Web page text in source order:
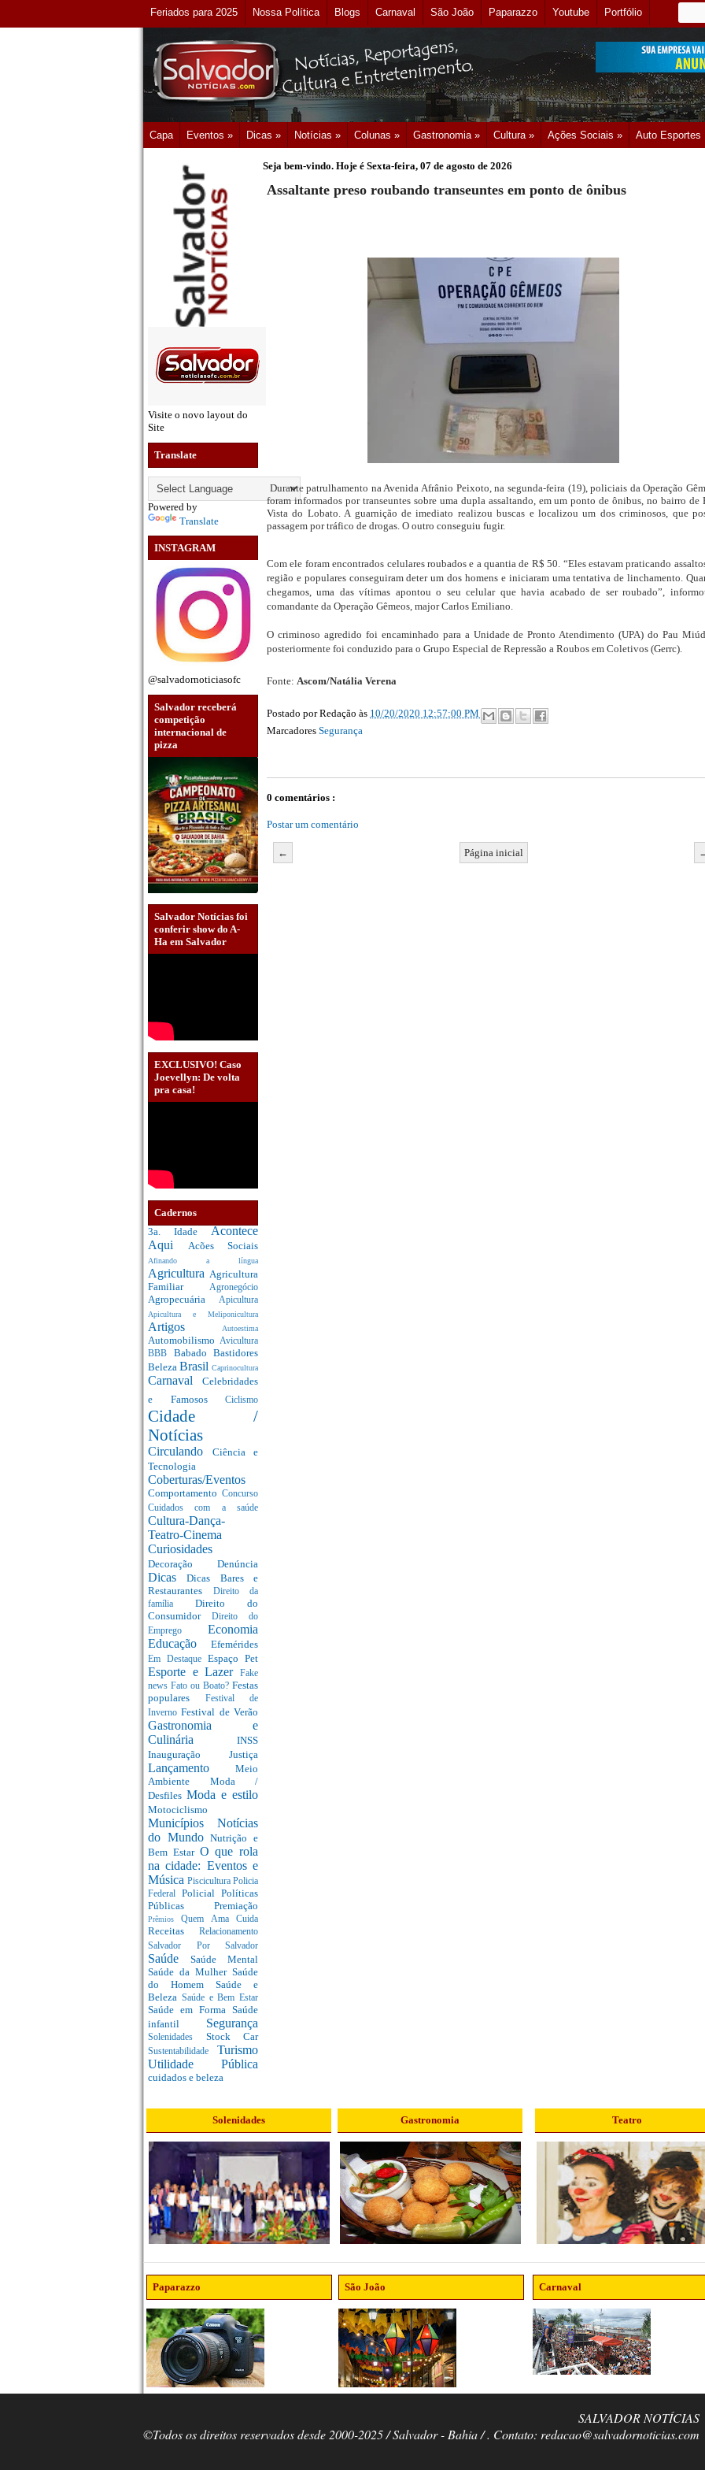
Feriados para 2025 Nossa Política Blogs Carnaval São João Paparazzo Youtube Portfólio
Capa Eventos » Dicas » Notícias » Colunas » Gastronomia » Cultura » Ações Sociais » Auto Esportes
Visite o novo layout do
Site
Translate
Powered by
Translate
INSTAGRAM
@salvadornoticiasofc
Salvador receberá
competição
internacional de
pizza
Salvador Notícias foi
conferir show do A-
Ha em Salvador
EXCLUSIVO! Caso
Joevellyn: De volta
pra casa!
Cadernos
3a. Idade Acontece
Aqui Acões Sociais
Afinando a língua
Agricultura Agricultura
Familiar Agronegócio
Agropecuária Apicultura
Apicultura e Meliponicultura
Artigos Autoestima
Automobilismo Avicultura
BBB Babado Bastidores
Beleza Brasil Caprinocultura
Carnaval Celebridades
e Famosos Ciclismo
Cidade /
Notícias
Circulando Ciência e
Tecnologia
Coberturas/Eventos
Comportamento Concurso
Cuidados com a saúde
Cultura-Dança-
Teatro-Cinema
Curiosidades
Decoração Denúncia
DicasDicas Bares e
Restaurantes
Direito da
família Direito do
Consumidor Direito do
Emprego Economia
Educação Efemérides
Em Destaque Espaço Pet
Esporte e Lazer
Fake
news Fato ou Boato? Festas
populares
Festival de
InvernoFestival de Verão
Gastronomia e
Culinária INSS
Inauguração Justiça
Lançamento Meio
Ambiente Moda /
Desfiles Moda e estilo
Motociclismo
Municípios Notícias
do MundoNutrição e
Bem Estar O que rola
na cidade: Eventos e
Música Piscicultura Policia
Federal Policial Políticas
Públicas Premiação
PrêmiosQuem Ama Cuida
Receitas Relacionamento
Salvador Por Salvador
Saúde Saúde Mental
Saúde da Mulher Saúde
do Homem Saúde e
Beleza Saúde e Bem Estar
Saúde em Forma Saúde
infantil Segurança
Solenidades Stock Car
Sustentabilidade Turismo
Utilidade Pública
cuidados e beleza
Seja bem-vindo. Hoje é Sexta-feira, 07 de agosto de 2026
Assaltante preso roubando transeuntes em ponto de ônibus
Durante patrulhamento na Avenida Afrânio Peixoto, na segunda-feira (19), policiais da Operação
foram informados por transeuntes sobre uma dupla assaltando, em um ponto de ônibus, no bairro de
Vista do Lobato. A guarnição de imediato realizou buscas e localizou um dos criminosos, que
passagem por tráfico de drogas. O outro conseguiu fugir.
Com ele foram encontrados celulares roubados e a quantia de R$ 50. “Eles estavam praticando
região e populares conseguiram deter um dos homens e iniciaram uma tentativa de linchamento.
chegamos, uma das vítimas apontou o seu celular que havia acabado de ser roubado”,
comandante da Operação Gêmeos, major Carlos Emiliano.
O criminoso agredido foi encaminhado para a Unidade de Pronto Atendimento (UPA) do Pau
posteriormente foi conduzido para o Grupo Especial de Repressão a Roubos em Coletivos (Gerrc).
Fonte: Ascom/Natália Verena
Postado porRedação às 10/20/2020 12:57:00 PM
Marcadores Segurança
0 comentários :
Postar um comentário
← Página inicial
Solenidades Gastronomia Teatro
Paparazzo São João Carnaval
SALVADOR NOTÍCIAS
©Todos os direitos reservados desde 2000-2025 / Salvador - Bahia / . Contato: redacao@salvadornoticias.com